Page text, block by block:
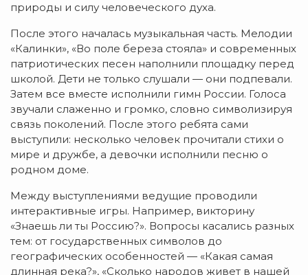
природы и силу человеческого духа.
После этого началась музыкальная часть. Мелодии
«Калинки», «Во поле береза стояла» и современных
патриотических песен наполнили площадку перед
школой. Дети не только слушали — они подпевали.
Затем все вместе исполнили гимн России. Голоса
звучали слаженно и громко, словно символизируя
связь поколений. После этого ребята сами
выступили: несколько человек прочитали стихи о
мире и дружбе, а девочки исполнили песню о
родном доме.
Между выступлениями ведущие проводили
интерактивные игры. Например, викторину
«Знаешь ли ты Россию?». Вопросы касались разных
тем: от государственных символов до
географических особенностей — «Какая самая
длинная река?», «Сколько народов живет в нашей